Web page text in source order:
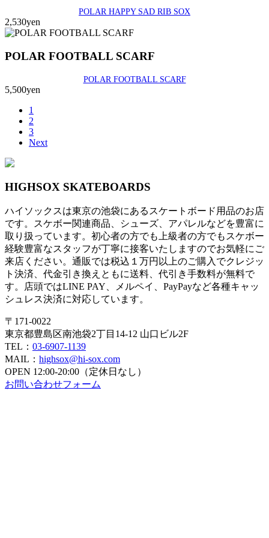
POLAR HAPPY SAD RIB SOX
2,530yen
POLAR FOOTBALL SCARF
POLAR FOOTBALL SCARF
5,500yen
1
2
3
Next
HIGHSOX SKATEBOARDS
ハイソックスは東京の池袋にあるスケートボード用品のお店
です。スケボー関連商品、シューズ、アパレルなどを豊富に
取り扱っています。初心者の方でも上級者の方でもスケボー
経験豊富なスタッフが丁寧に接客いたしますのでお気軽にご
来店ください。通販では税込１万円以上のご購入でクレジッ
ト決済、代金引き換えともに送料、代引き手数料が無料で
す。店頭ではLINE PAY、メルペイ、PayPayなど各種キャッ
シュレス決済に対応しています。
〒171-0022
東京都豊島区南池袋2丁目14-12 山口ビル2F
TEL： 03-6907-1139
MAIL： highsox@hi-sox.com
OPEN 12:00-20:00（定休日なし）
お問い合わせフォーム